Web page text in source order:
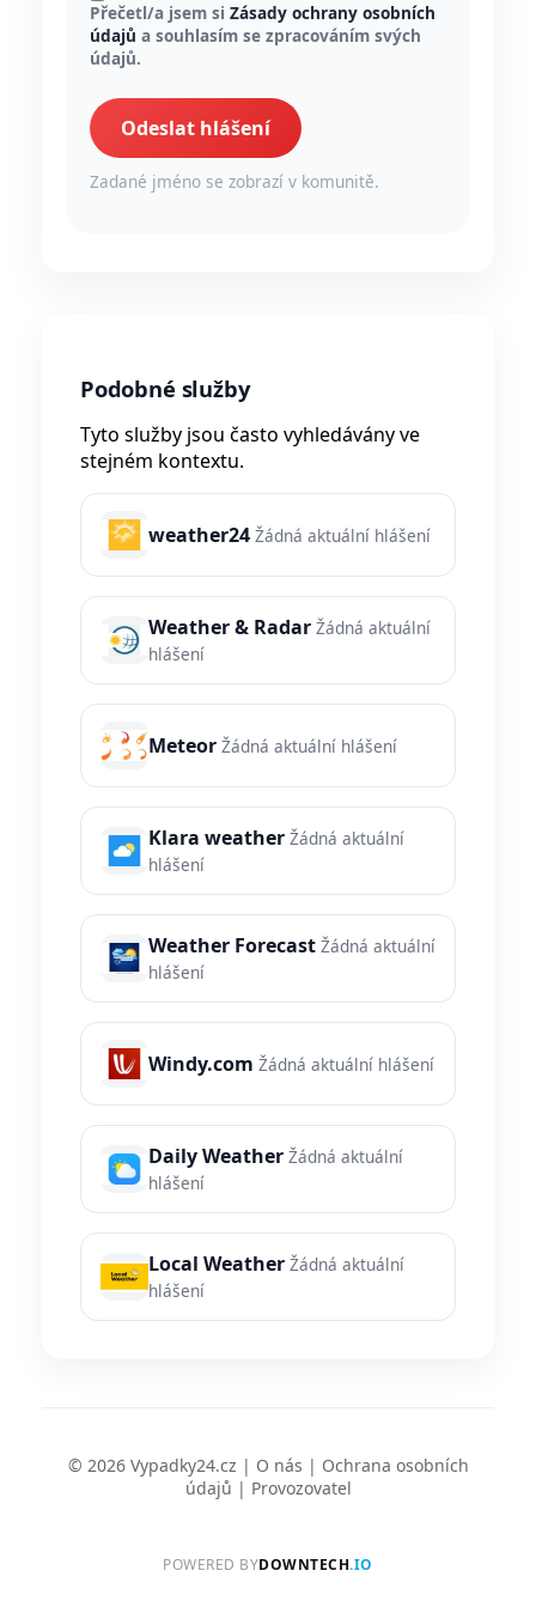
Přečetl/a jsem si Zásady ochrany osobních
údajů a souhlasím se zpracováním svých
údajů.
Odeslat hlášení
Zadané jméno se zobrazí v komunitě.
Podobné služby
Tyto služby jsou často vyhledávány ve
stejném kontextu.
weather24 Žádná aktuální hlášení
Weather & Radar Žádná aktuální
hlášení
Meteor Žádná aktuální hlášení
Klara weather Žádná aktuální
hlášení
Weather Forecast Žádná aktuální
hlášení
Windy.com Žádná aktuální hlášení
Daily Weather Žádná aktuální
hlášení
Local Weather Žádná aktuální
hlášení
© 2026 Vypadky24.cz | O nás | Ochrana osobních
údajů | Provozovatel
POWERED BYDOWNTECH.IO